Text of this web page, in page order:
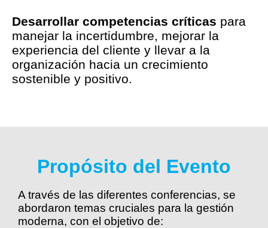
Desarrollar competencias críticas para
manejar la incertidumbre, mejorar la
experiencia del cliente y llevar a la
organización hacia un crecimiento
sostenible y positivo.
Propósito del Evento
A través de las diferentes conferencias, se
abordaron temas cruciales para la gestión
moderna, con el objetivo de: